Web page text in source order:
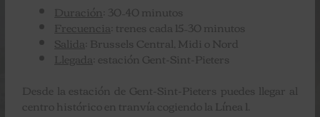
Duración: 30–40 minutos
Frecuencia: trenes cada 15–30 minutos
Salida: Brussels Central, Midi o Nord
Llegada: estación Gent-Sint-Pieters
Desde la estación de Gent-Sint-Pieters puedes llegar al
centro histórico en tranvía cogiendo la Línea 1.